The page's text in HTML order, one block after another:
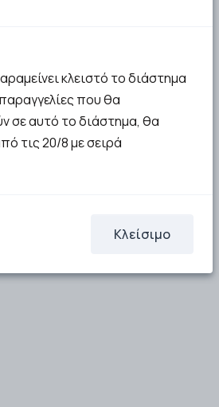
κλειστό το διάστημα
που θα
σε αυτό το διάστημα, θα
τις 20/8 με σειρά
Κλείσιμο